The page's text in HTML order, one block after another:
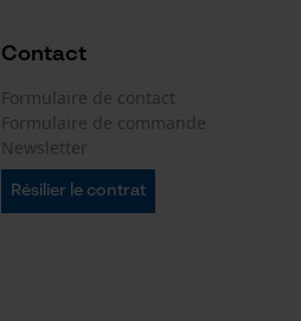
Contact
Formulaire de contact
Formulaire de commande
Newsletter
Résilier le contrat
Prise